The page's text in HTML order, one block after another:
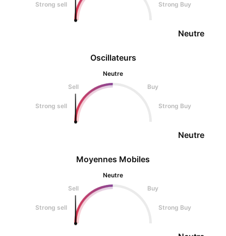
Oscillateurs
Neutre
Sell
Buy
Strong sell Strong Buy
Neutre
Strong sell Strong Buy
Neutre
Moyennes Mobiles
Neutre
Sell
Buy
Strong sell Strong Buy